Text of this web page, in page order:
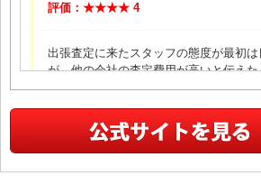
評価：★★★★ 4
出張査定に来たスタッフの態度が最初
が、他の会社の査定費用が高いと伝え
し威圧的になりました。取引をしたい